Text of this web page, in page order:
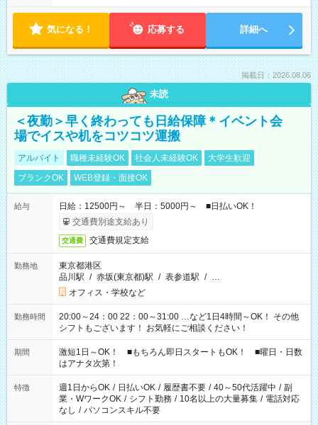
気になる！ 応募する 詳細へ
掲載日：2026.08.06
未読
＜夜勤＞早く終わっても日給保障＊イベント会
場でイスや机をコツコツ運搬
アルバイト 職種未経験OK 社会人未経験OK
大学生歓迎
ブランクOK
WEB登録・面接OK
給与
日給：12500円～ 半日：5000円～ ■日払いOK！
交通費別途支給あり
交通費 交通費規定支給
勤務地
東京都港区
品川駅 / 赤坂(東京都)駅 / 表参道駅 / …
オフィス・学校など
勤務時間
20:00～24：00 22：00～31:00 …など1日4時間～OK！ その他
シフトもございます！ お気軽にご相談ください！
期間
激短1日～OK！ ■もちろん即日スタートもOK！ ■曜日・日数
はアナタ次第！
特徴 週1日からOK / 日払いOK / 履歴書不要 / 40～50代活躍中 / 副
業・WワークOK / シフト勤務 / 10名以上の大量募集 / 電話対応
なし / パソコンスキル不要